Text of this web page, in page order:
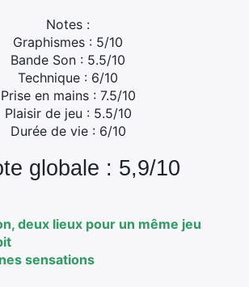
Notes :
Graphismes : 5/10
Bande Son : 5.5/10
Technique : 6/10
Prise en mains : 7.5/10
Plaisir de jeu : 5.5/10
Durée de vie : 6/10
globale : 5,9/10
deux lieux pour un même jeu
sensations